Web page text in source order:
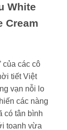
White
Cream
của các cô
tiết Việt
vạn nỗi lo
các nàng
có tân bình
toanh vừa